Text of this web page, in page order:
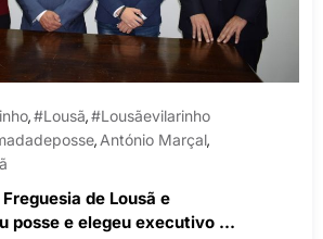
,#‎lousã,#lousãevilarinho
, António Marçal,
de Lousã e
posse e elegeu executivo da